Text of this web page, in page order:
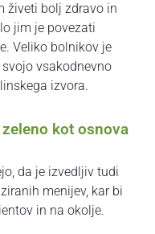
živeti bolj zdravo in
jim je povezati
Veliko bolnikov je
vsakodnevno
izvora.
kot osnova
da je izvedljiv tudi
menijev, kar bi
in na okolje.